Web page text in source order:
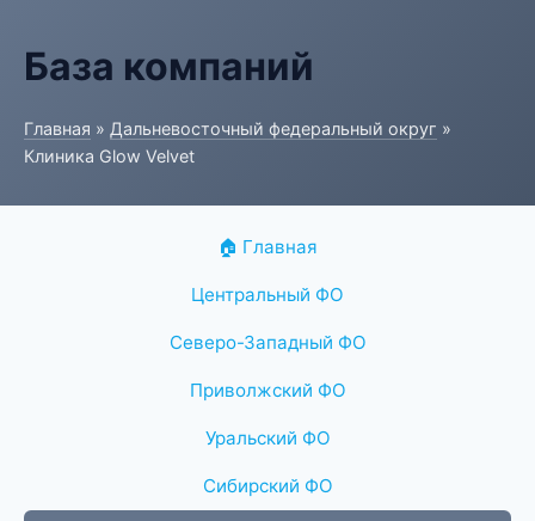
База компаний
Главная » Дальневосточный федеральный округ »
Клиника Glow Velvet
🏠 Главная
Центральный ФО
Северо-Западный ФО
Приволжский ФО
Уральский ФО
Сибирский ФО